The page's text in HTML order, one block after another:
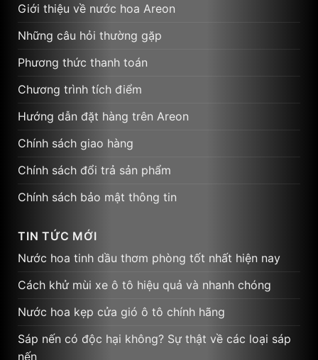
Giới thiệu về nước hoa Areon
Những câu hỏi thường gặp
Phương thức thanh toán
Chương trình tích điểm
Hướng dẫn đặt hàng trên Areon
Chính sách giao hàng
Chính sách đổi trả sản phẩm
Chính sách bảo mật thông tin
TIN TỨC MỚI
Nước hoa tinh dầu thơm phòng tốt nhất hiện nay
Cách khử mùi xe ô tô hiệu quả và nhanh chóng
Nước hoa kẹp cửa gió ô tô chính hãng
Sáp nến có độc hại không? Sự thật về các loại sáp
nến